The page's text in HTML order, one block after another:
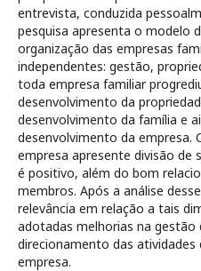
entrevista, conduzida
pesquisa apresenta o modelo
organização das empresas
independentes: gestão,
toda empresa familiar
desenvolvimento da
desenvolvimento da família e
desenvolvimento da empresa.
empresa apresente divisão de
é positivo, além do bom
membros. Após a análise
relevância em relação a tais
adotadas melhorias na gestão
direcionamento das
empresa.